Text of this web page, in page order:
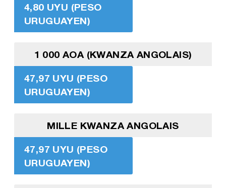
4,80 UYU (PESO
URUGUAYEN)
1 000 AOA (KWANZA ANGOLAIS)
47,97 UYU (PESO
URUGUAYEN)
MILLE KWANZA ANGOLAIS
47,97 UYU (PESO
URUGUAYEN)